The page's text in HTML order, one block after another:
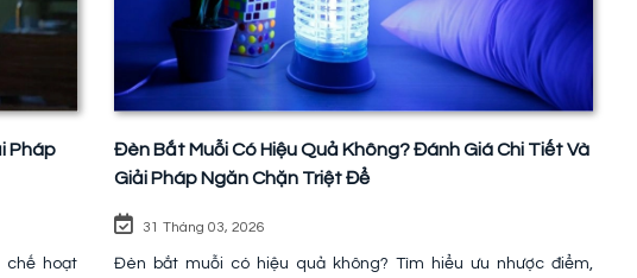
Pháp
chế hoạt
Đèn Bắt Muỗi Có Hiệu Quả Không? Đánh Giá Chi Tiết Và
Giải Pháp Ngăn Chặn Triệt Để
31 Tháng 03, 2026
Đèn bắt muỗi có hiệu quả không? Tìm hiểu ưu nhược điểm,